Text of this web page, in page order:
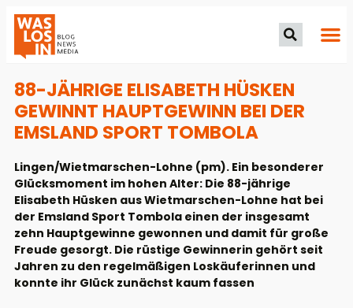
88-JÄHRIGE ELISABETH HÜSKEN
GEWINNT HAUPTGEWINN BEI DER
EMSLAND SPORT TOMBOLA
Lingen/Wietmarschen-Lohne (pm). Ein besonderer
Glücksmoment im hohen Alter: Die 88-jährige
Elisabeth Hüsken aus Wietmarschen-Lohne hat bei
der Emsland Sport Tombola einen der insgesamt
zehn Hauptgewinne gewonnen und damit für große
Freude gesorgt. Die rüstige Gewinnerin gehört seit
Jahren zu den regelmäßigen Loskäuferinnen und
konnte ihr Glück zunächst kaum fassen